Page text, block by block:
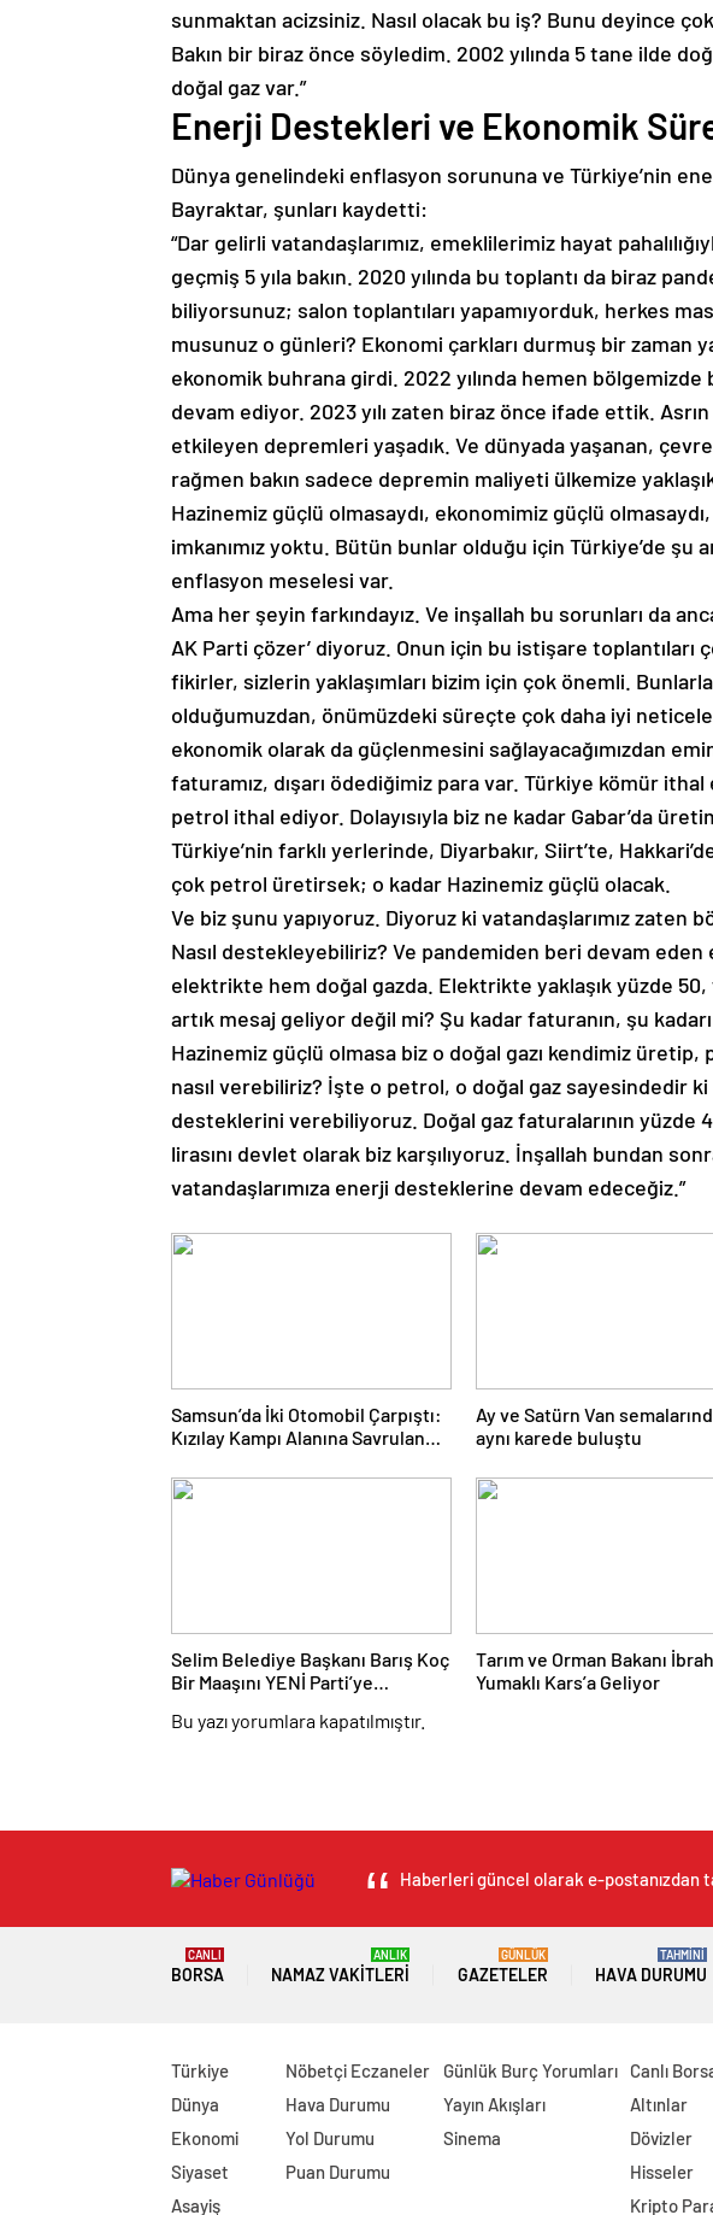
sunmaktan acizsiniz. Nasıl olacak bu iş? Bunu deyince
Bakın bir biraz önce söyledim. 2002 yılında 5 tane ilde
doğal gaz var.”
Enerji Destekleri ve Ekonomik
Dünya genelindeki enflasyon sorununa ve Türkiye’nin
Bayraktar, şunları kaydetti:
“Dar gelirli vatandaşlarımız, emeklilerimiz hayat
geçmiş 5 yıla bakın. 2020 yılında bu toplantı da biraz
biliyorsunuz; salon toplantıları yapamıyorduk, herkes
musunuz o günleri? Ekonomi çarkları durmuş bir zaman
ekonomik buhrana girdi. 2022 yılında hemen
devam ediyor. 2023 yılı zaten biraz önce ifade ettik.
etkileyen depremleri yaşadık. Ve dünyada yaşanan,
rağmen bakın sadece depremin maliyeti ülkemize
Hazinemiz güçlü olmasaydı, ekonomimiz güçlü
imkanımız yoktu. Bütün bunlar olduğu için Türkiye’de
enflasyon meselesi var.
Ama her şeyin farkındayız. Ve inşallah bu sorunları da
AK Parti çözer’ diyoruz. Onun için bu istişare toplantıları
fikirler, sizlerin yaklaşımları bizim için çok önemli.
olduğumuzdan, önümüzdeki süreçte çok daha iyi neticeler
ekonomik olarak da güçlenmesini sağlayacağımızdan
faturamız, dışarı ödediğimiz para var. Türkiye kömür
petrol ithal ediyor. Dolayısıyla biz ne kadar Gabar’da
Türkiye’nin farklı yerlerinde, Diyarbakır, Siirt’te,
çok petrol üretirsek; o kadar Hazinemiz güçlü olacak.
Ve biz şunu yapıyoruz. Diyoruz ki vatandaşlarımız zaten
Nasıl destekleyebiliriz? Ve pandemiden beri devam
elektrikte hem doğal gazda. Elektrikte yaklaşık yüzde 50,
artık mesaj geliyor değil mi? Şu kadar faturanın, şu
Hazinemiz güçlü olmasa biz o doğal gazı kendimiz
nasıl verebiliriz? İşte o petrol, o doğal gaz sayesindedir
desteklerini verebiliyoruz. Doğal gaz faturalarının yüzde
lirasını devlet olarak biz karşılıyoruz. İnşallah bundan
vatandaşlarımıza enerji desteklerine devam edeceğiz.”
Samsun’da İki Otomobil Çarpıştı:
Kızılay Kampı Alanına Savrulan
Ay ve Satürn Van
aynı karede buluştu
Selim Belediye Başkanı Barış Koç
Bir Maaşını YENİ Parti’ye
Tarım ve Orman Bakanı
Yumaklı Kars’a Geliyor
Bu yazı yorumlara kapatılmıştır.
Haberleri güncel olarak e-postanızdan
BORSA
CANLI
NAMAZ VAKITLERI
ANLIK
GAZETELER
GÜNLÜK
HAVA DURUMU
TAHMİNİ
Türkiye
Dünya
Ekonomi
Siyaset
Asayiş
Nöbetçi Eczaneler
Hava Durumu
Yol Durumu
Puan Durumu
Günlük Burç Yorumları
Yayın Akışları
Sinema
Canlı
Altınlar
Dövizler
Hisseler
Kripto